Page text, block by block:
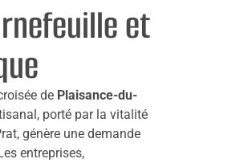
et
de Plaisance-du-
porté par la vitalité
génère une demande
entreprises,